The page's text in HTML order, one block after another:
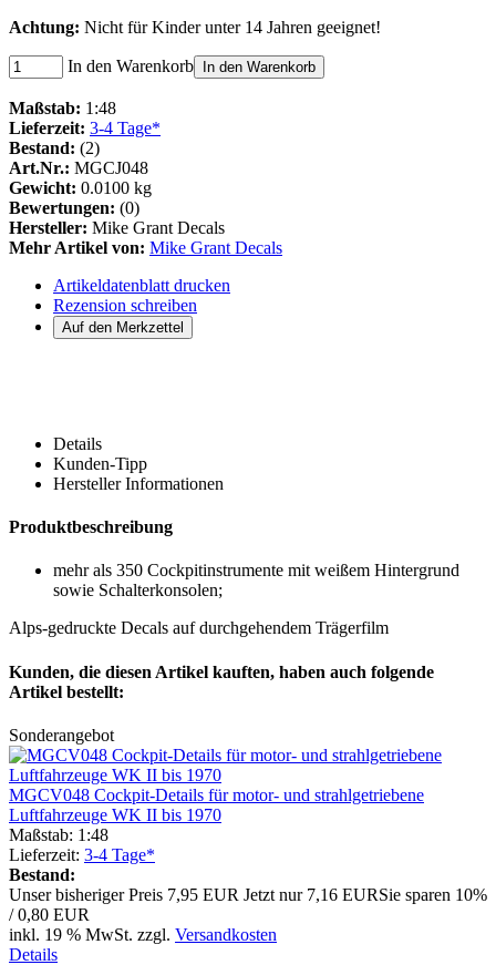
Achtung: Nicht für Kinder unter 14 Jahren geeignet!
In den Warenkorb In den Warenkorb
Maßstab: 1:48
Lieferzeit: 3-4 Tage*
Bestand: (2)
Art.Nr.: MGCJ048
Gewicht: 0.0100 kg
Bewertungen: (0)
Hersteller: Mike Grant Decals
Mehr Artikel von: Mike Grant Decals
Artikeldatenblatt drucken
Rezension schreiben
Details
Kunden-Tipp
Hersteller Informationen
Produktbeschreibung
mehr als 350 Cockpitinstrumente mit weißem Hintergrund
sowie Schalterkonsolen;
Alps-gedruckte Decals auf durchgehendem Trägerfilm
Kunden, die diesen Artikel kauften, haben auch folgende
Artikel bestellt:
Sonderangebot
MGCV048 Cockpit-Details für motor- und strahlgetriebene
Luftfahrzeuge WK II bis 1970
Maßstab: 1:48
Lieferzeit: 3-4 Tage*
Bestand:
Unser bisheriger Preis 7,95 EUR Jetzt nur 7,16 EURSie sparen 10%
/ 0,80 EUR
inkl. 19 % MwSt. zzgl. Versandkosten
Details